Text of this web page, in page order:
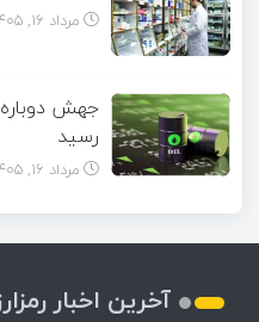
مرداد ۱۶, ۱۴۰۵
رسید
مرداد ۱۶, ۱۴۰۵
آخرین اخبار